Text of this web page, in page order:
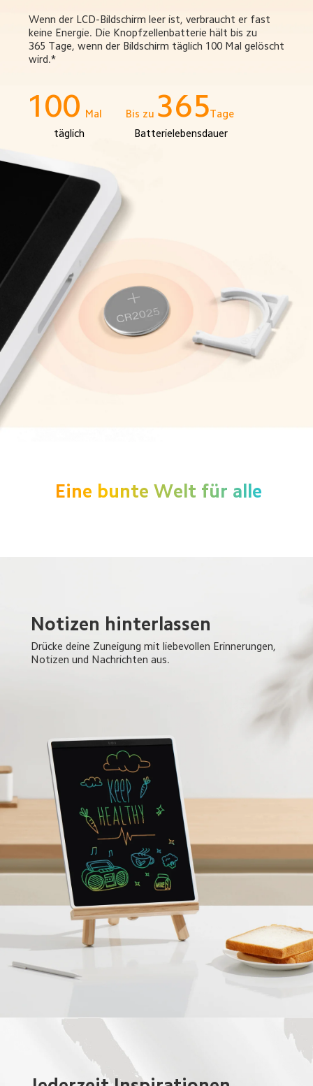
Wenn der LCD-Bildschirm leer ist, verbraucht er fast
keine Energie. Die Knopfzellenbatterie hält bis zu
365 Tage, wenn der Bildschirm täglich 100 Mal gelöscht
wird.*
100 Mal Bis zu 365Tage
täglich
Batterielebensdauer
Eine bunte Welt für alle
Notizen hinterlassen
Drücke deine Zuneigung mit liebevollen Erinnerungen,
Notizen und Nachrichten aus.